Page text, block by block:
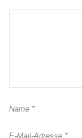
Name *
E-Mail-Adresse *